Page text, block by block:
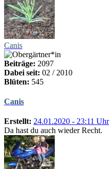
Canis
Beiträge: 2097
Dabei seit: 02 / 2010
Blüten: 545
Canis
Erstellt: 24.01.2020 - 23:11 Uhr
Da hast du auch wieder Recht.